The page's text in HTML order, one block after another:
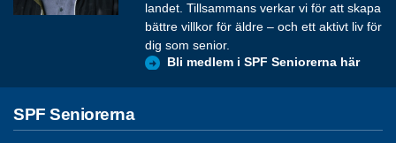
landet. Tillsammans verkar vi för att skapa
bättre villkor för äldre – och ett aktivt liv för
dig som senior.
Bli medlem i SPF Seniorerna här
SPF Seniorerna